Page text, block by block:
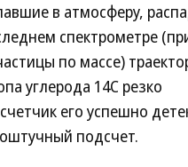
в атмосферу,
спектрометре
по массе)
углерода 14С резко
его успешно
подсчет.